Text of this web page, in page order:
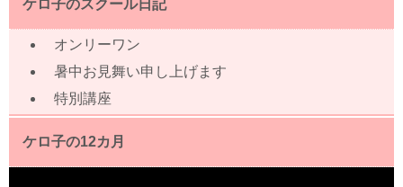
ケロ子のスクール日記
オンリーワン
暑中お見舞い申し上げます
特別講座
ケロ子の12カ月